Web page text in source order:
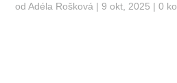
odAdéla Rošková |9 okt, 2025 |0